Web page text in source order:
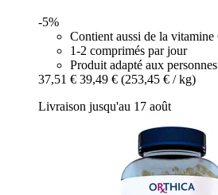
-5%
Contient aussi de la vitamine
1-2 comprimés par jour
Produit adapté aux
37,51 € 39,49 € (253,45 € / kg)
Livraison jusqu'au 17 août